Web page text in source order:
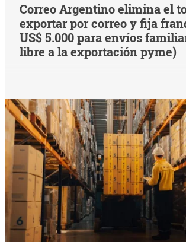
Correo Argentino elimina el
exportar por correo y fija
US$ 5.000 para envíos
libre a la exportación pyme)